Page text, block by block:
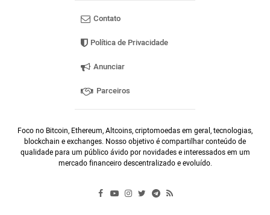
Contato
Política de Privacidade
Anunciar
Parceiros
Foco no Bitcoin, Ethereum, Altcoins, criptomoedas em geral, tecnologias,
blockchain e exchanges. Nosso objetivo é compartilhar conteúdo de
qualidade para um público ávido por novidades e interessados em um
mercado financeiro descentralizado e evoluído.